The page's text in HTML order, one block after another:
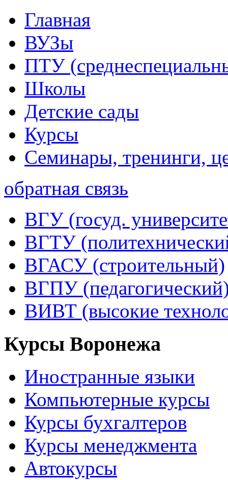
Главная
ВУЗы
ПТУ
Школы
Детские сады
Курсы
Семинары, тренинги,
обратная связь
ВГУ (госуд.
ВГТУ
ВГАСУ (строительный)
ВГПУ
ВИВТ (высокие
Курсы Воронежа
Иностранные языки
Компьютерные курсы
Курсы бухгалтеров
Курсы менеджмента
Автокурсы